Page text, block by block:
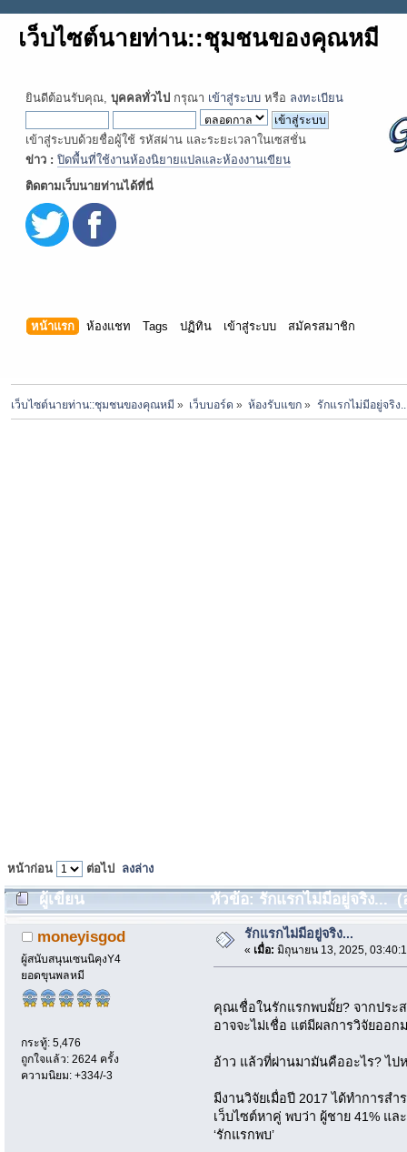
เว็บไซต์นายท่าน::ชุมชนของคุณหมี
ยินดีต้อนรับคุณ, บุคคลทั่วไป กรุณา เข้าสู่ระบบ หรือ ลงทะเบียน
เข้าสู่ระบบด้วยชื่อผู้ใช้ รหัสผ่าน และระยะเวลาในเซสชั่น
ข่าว : ปิดพื้นที่ใช้งานห้องนิยายแปลและห้องงานเขียน
ติดตามเว็บนายท่านได้ที่นี่
หน้าแรก ห้องแชท Tags ปฏิทิน เข้าสู่ระบบ สมัครสมาชิก
เว็บไซต์นายท่าน::ชุมชนของคุณหมี » เว็บบอร์ด » ห้องรับแขก » รักแรกไม่มีอยู่จริง
หน้าก่อน ต่อไป ลงล่าง
ผู้เขียน หัวข้อ: รักแรกไม่มีอยู่จริง... (
moneyisgod
ผู้สนับสนุนเซนนิคุงY4
ยอดขุนพลหมี
กระทู้: 5,476
ถูกใจแล้ว: 2624 ครั้ง
ความนิยม: +334/-3
รักแรกไม่มีอยู่จริง...
« เมื่อ: มิถุนายน 13, 2025,
คุณเชื่อในรักแรกพบมั้ย? จากประ
อาจจะไม่เชื่อ แต่มีผลการวิจัยออ
อ้าว แล้วที่ผ่านมามันคืออะไร? ไป
มีงานวิจัยเมื่อปี 2017 ได้ทำการส
เว็บไซต์หาคู่ พบว่า ผู้ชาย 41% แ
‘รักแรกพบ’